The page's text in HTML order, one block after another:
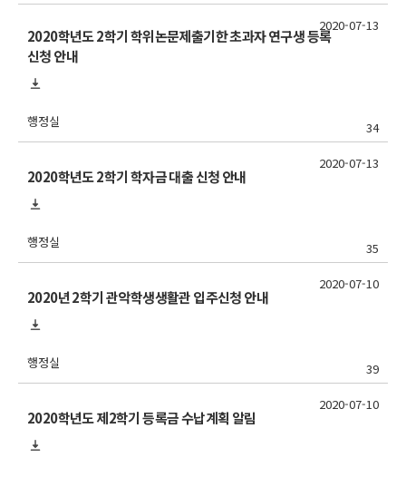
2020학년도 2학기 학위논문제출기한 초과자 연구생 등록
신청 안내
행정실 34
2020-07-13
2020학년도 2학기 학자금 대출 신청 안내
행정실 35
2020-07-13
2020년 2학기 관악학생생활관 입주신청 안내
행정실 39
2020-07-10
2020학년도 제2학기 등록금 수납계획 알림
2020-07-10